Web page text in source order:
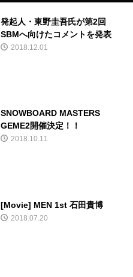
発起人・東野圭吾氏が第2回
SBMへ向けたコメントを発表
2018.12.01
SNOWBOARD MASTERS
GEME2開催決定！！
2018.10.11
[Movie] MEN 1st 石田貴博
2018.07.20